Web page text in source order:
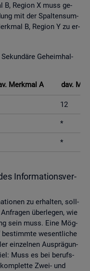
B, Re­gi­on X muss ge­
mit der Spal­ten­sum­
B, Re­gi­on Y zu er­
Ge­heim­hal­
Merk­mal A dav.
12
*
*
In­for­ma­ti­ons­ver­
zu er­hal­ten, soll­
über­le­gen, wie
sein muss. Eine Mög­
be­stimm­te we­sent­li­che
ein­zel­nen Aus­prä­gun­
Muss es bei be­rufs­
Zwei- und